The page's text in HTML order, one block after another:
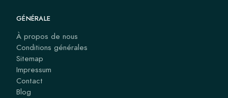
GÉNÉRALE
À propos de nous
Conditions générales
Sitemap
Impressum
Contact
Blog